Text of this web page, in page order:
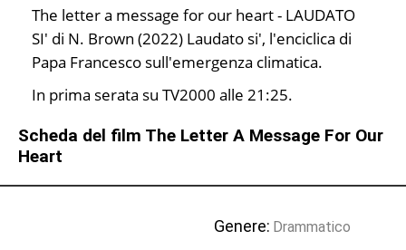
The letter a message for our heart - LAUDATO
SI' di N. Brown (2022) Laudato si', l'enciclica di
Papa Francesco sull'emergenza climatica.
In prima serata su TV2000 alle 21:25.
Scheda del film The Letter A Message For Our
Heart
Genere: Drammatico